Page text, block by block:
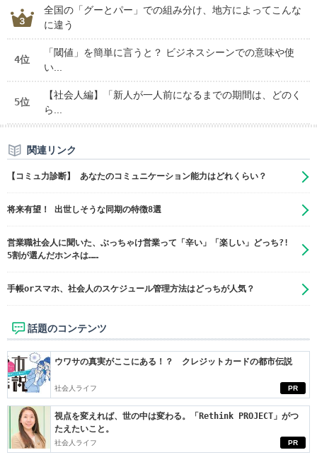
全国の「グーとパー」での組み分け、地方によってこんな
に違う
4位
「閾値」を簡単に言うと？ ビジネスシーンでの意味や使
い...
5位
【社会人編】「新人が一人前になるまでの期間は、どのく
ら...
関連リンク
【コミュ力診断】 あなたのコミュニケーション能力はどれくらい？
将来有望！ 出世しそうな同期の特徴8選
営業職社会人に聞いた、ぶっちゃけ営業って「辛い」「楽しい」どっち?!
5割が選んだホンネは……
手帳orスマホ、社会人のスケジュール管理方法はどっちが人気？
話題のコンテンツ
PR
ウワサの真実がここにある！？ クレジットカードの都市伝説
社会人ライフ
PR
視点を変えれば、世の中は変わる。「Rethink PROJECT」がつ
たえたいこと。
社会人ライフ